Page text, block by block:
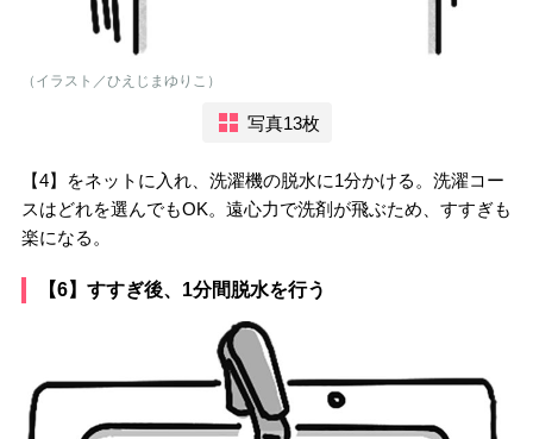
（イラスト／ひえじまゆりこ）
写真13枚
【4】をネットに入れ、洗濯機の脱水に1分かける。洗濯コー
スはどれを選んでもOK。遠心力で洗剤が飛ぶため、すすぎも
楽になる。
【6】すすぎ後、1分間脱水を行う